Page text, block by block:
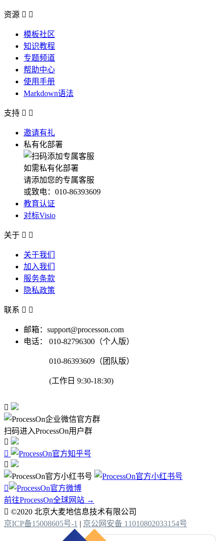
资源  
模板社区
知识教程
专题频道
帮助中心
使用手册
Markdown语法
支持  
邀请有礼
私有化部署
如需私有化部署
请添加您的专属客服
或致电：010-86393609
教育认证
对标Visio
关于  
关于我们
加入我们
服务条款
隐私政策
联系  
邮箱：support@processon.com
电话：
010-82796300（个人版）
010-86393609（团队版）
(工作日 9:30-18:30)

扫码进入ProcessOn用户群




前往ProcessOn全球网站 →
 ©2020 北京大麦地信息技术有限公司
京ICP备15008605号-1 | 京公网安备 11010802033154号